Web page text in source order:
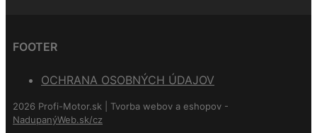
FOOTER
OCHRANA OSOBNÝCH ÚDAJOV
2026 Profi-Motor.sk | Tvorba webov a eshopov -
NadupanýWeb.sk/cz